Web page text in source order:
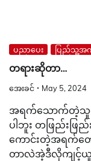
ပညာပေး ပြည်သူ့အက
တရားဆိုတာ…
အေးခင် May 5, 2024
အရက်သောက်တဲ့သူ
ပါဘူး တဖြည်းဖ
ကောင်းတဲ့အရက်တ
တာလဲအဲ့ဒီလိုကျင့်ယူ